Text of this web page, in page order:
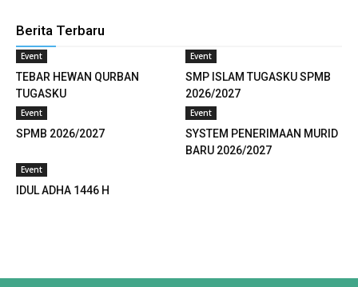
Berita Terbaru
Event
TEBAR HEWAN QURBAN
TUGASKU
Event
SMP ISLAM TUGASKU SPMB
2026/2027
Event
SPMB 2026/2027
Event
SYSTEM PENERIMAAN MURID
BARU 2026/2027
Event
IDUL ADHA 1446 H